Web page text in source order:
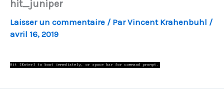
hit_juniper
Laisser un commentaire / ParVincent Krahenbuhl /
avril 16, 2019